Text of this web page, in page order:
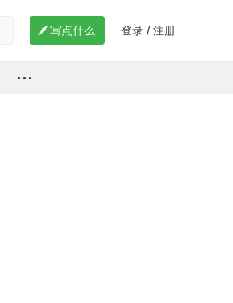
 写点什么 登录 / 注册